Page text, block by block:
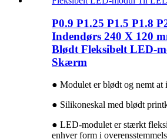
P0.9 P1.25 P1.5 P1.8
Indendørs 240 X 120
Blødt Fleksibelt LED-
Skærm
● Modulet er blødt og nemt at
● Silikoneskal med blødt
● LED-modulet er stærkt
enhver form i